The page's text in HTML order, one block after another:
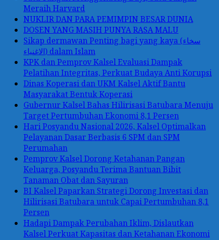
Meraih Harvard
NUKLIR DAN PARA PEMIMPIN BESAR DUNIA
DOSEN YANG MASIH PUNYA RASA MALU
Sikap dermawan Penting bagi yang kaya (سخاء
الاغنياء) dalam Islam
KPK dan Pemprov Kalsel Evaluasi Dampak
Pelatihan Integritas, Perkuat Budaya Anti Korupsi
Dinas Koperasi dan UKM Kalsel Aktif Bantu
Masyarakat Bentuk Koperasi
Gubernur Kalsel Bahas Hilirisasi Batubara Menuju
Target Pertumbuhan Ekonomi 8,1 Persen
Hari Posyandu Nasional 2026, Kalsel Optimalkan
Pelayanan Dasar Berbasis 6 SPM dan SPM
Perumahan
Pemprov Kalsel Dorong Ketahanan Pangan
Keluarga, Posyandu Terima Bantuan Bibit
Tanaman Obat dan Sayuran
BI Kalsel Paparkan Strategi Dorong Investasi dan
Hilirisasi Batubara untuk Capai Pertumbuhan 8,1
Persen
Hadapi Dampak Perubahan Iklim, Dislautkan
Kalsel Perkuat Kapasitas dan Ketahanan Ekonomi